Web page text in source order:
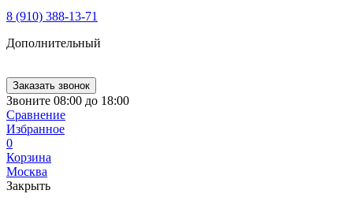
127549
Россия
250-
21-
51,
E-
mail:
sales@1Logistik.ru
8 (910) 388-13-71
Дополнительный
Заказать звонок
Звоните 08:00 до 18:00
Сравнение
Избранное
0
Корзина
Москва
Закрыть